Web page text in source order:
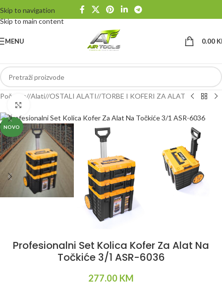
Skip to navigation
Skip to main content
MENU 0.00
Početna/ Alati/ OSTALI ALATI/ TORBE I KOFERI ZA ALAT
NOVO
Profesionalni Set Kolica Kofer Za Alat Na
Točkiće 3/1 ASR-6036
277.00 KM